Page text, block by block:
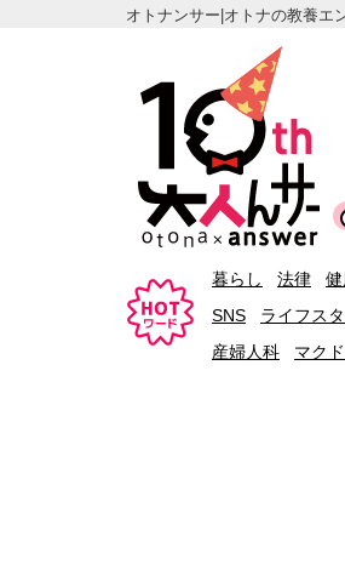
オトナンサー|オトナの教養エ
暮らし 法律
SNS
ライフス
産婦人科
マク